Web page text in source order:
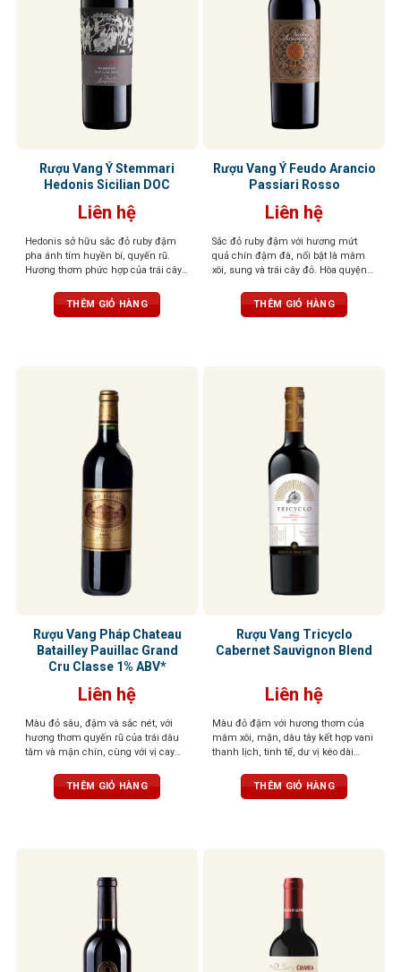
Rượu Vang Ý Stemmari
Hedonis Sicilian DOC
Liên hệ
Hedonis sở hữu sắc đỏ ruby đậm
pha ánh tím huyền bí, quyến rũ.
Hương thơm phức hợp của trái cây
thoảng hạnh nhân, vani và thuốc lá
tinh tế. Vị vang tròn trịa, chát êm,
THÊM GIỎ HÀNG
Rượu Vang Ý Feudo Arancio
Passiari Rosso
Liên hệ
Sắc đỏ ruby đậm với hương mứt
quả chín đậm đà, nổi bật là mâm
xôi, sung và trái cây đỏ. Hòa quyện
như tiêu đen, quế, thảo mộc khô,
gợi cảm giác ấm áp và hài hòa.
THÊM GIỎ HÀNG
Rượu Vang Pháp Chateau
Batailley Pauillac Grand
Cru Classe 1% ABV*
Liên hệ
Màu đỏ sâu, đậm và sắc nét, với
hương thơm quyến rũ của trái dâu
tằm và mận chín, cùng với vị cay
điển đặc trưng của vang Batailley,
tannin độc đáo, mềm mại và êm ái
THÊM GIỎ HÀNG
Rượu Vang Tricyclo
Cabernet Sauvignon Blend
Liên hệ
Màu đỏ đậm với hương thơm của
mâm xôi, mận, dâu tây kết hợp vani
thanh lịch, tinh tế, dư vị kéo dài
THÊM GIỎ HÀNG